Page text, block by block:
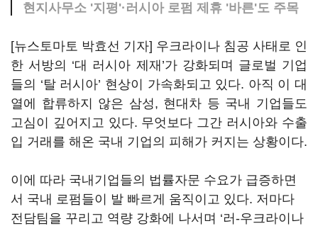
현지사무소 '지평'·러시아 로펌 제휴 '바른'도 주목
[뉴스토마토 박효선 기자] 우크라이나 침공 사태로 인
한 서방의 ‘대 러시아 제재’가 강화되며 글로벌 기업
들의 ‘탈 러시아’ 현상이 가속화되고 있다. 아직 이 대
열에 합류하지 않은 삼성, 현대차 등 국내 기업들도
고심이 깊어지고 있다. 무엇보다 그간 러시아와 수출
입 거래를 해온 국내 기업의 피해가 커지는 상황이다.
이에 따라 국내기업들의 법률자문 수요가 급증하면
서 국내 로펌들이 발 빠르게 움직이고 있다. 저마다
전담팀을 꾸리고 역량 강화에 나서며 ‘러-우크라이나